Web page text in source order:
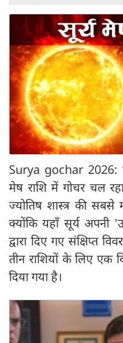
Surya gochar 2026:
मेष राशि में गोचर चल
ज्योतिष शास्त्र की
क्योंकि यहाँ सूर्य
द्वारा दिए गए संक्षिप्त
तीन राशियों के लिए एक
दिया गया है।